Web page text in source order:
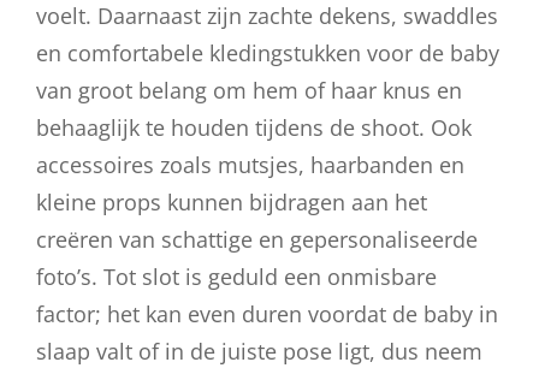
voelt. Daarnaast zijn zachte dekens, swaddles
en comfortabele kledingstukken voor de baby
van groot belang om hem of haar knus en
behaaglijk te houden tijdens de shoot. Ook
accessoires zoals mutsjes, haarbanden en
kleine props kunnen bijdragen aan het
creëren van schattige en gepersonaliseerde
foto’s. Tot slot is geduld een onmisbare
factor; het kan even duren voordat de baby in
slaap valt of in de juiste pose ligt, dus neem